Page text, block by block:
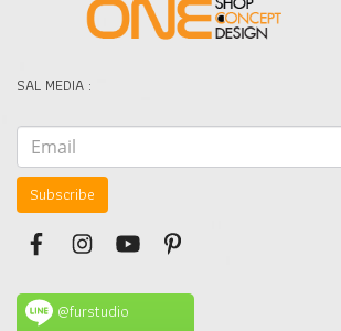
SAL MEDIA :
Subscribe
@furstudio